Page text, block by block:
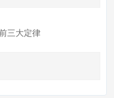
三大定律